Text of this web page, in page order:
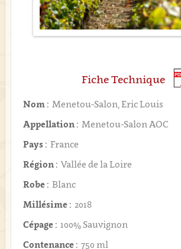
Fiche Technique
Nom : Menetou-Salon, Eric Louis
Appellation : Menetou-Salon AOC
Pays : France
Région : Vallée de la Loire
Robe : Blanc
Millésime : 2018
Cépage : 100% Sauvignon
Contenance : 750 ml